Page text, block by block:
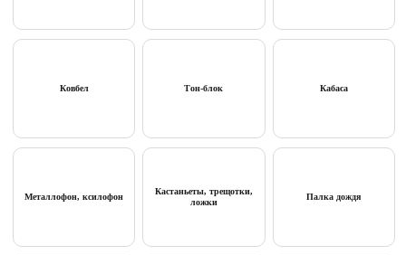
Ковбел Тон-блок Кабаса
Металлофон, ксилофон
Кастаньеты, трещотки,
ложки
Палка дождя